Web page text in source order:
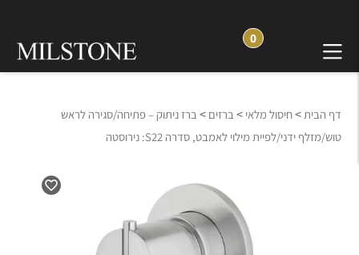
0
דף הבית>חיסול מלאי > ברזים > ברז ניתוק – פתיחה/סגירה לראש
טוש/מזלף ידני/לפיית מילוי לאמבט, סדרה S22: נירוסטה